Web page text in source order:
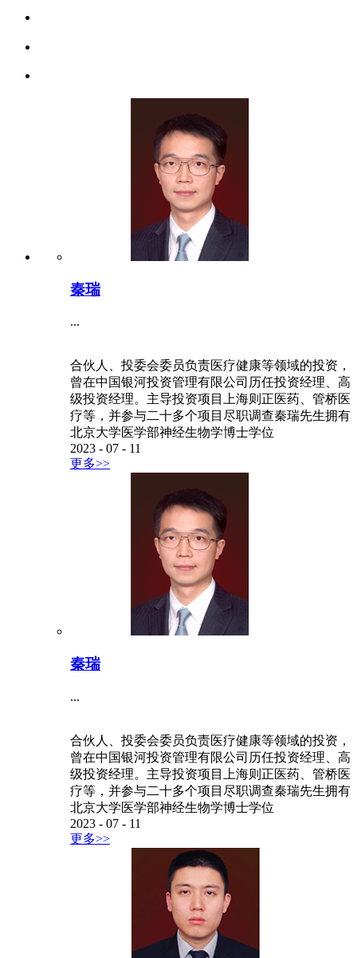
秦瑞
...
合伙人、投委会委员负责医疗健康等领域的投资，
曾在中国银河投资管理有限公司历任投资经理、高
级投资经理。主导投资项目上海则正医药、管桥医
疗等，并参与二十多个项目尽职调查秦瑞先生拥有
北京大学医学部神经生物学博士学位
2023 - 07 - 11
更多>>
秦瑞
...
合伙人、投委会委员负责医疗健康等领域的投资，
曾在中国银河投资管理有限公司历任投资经理、高
级投资经理。主导投资项目上海则正医药、管桥医
疗等，并参与二十多个项目尽职调查秦瑞先生拥有
北京大学医学部神经生物学博士学位
2023 - 07 - 11
更多>>